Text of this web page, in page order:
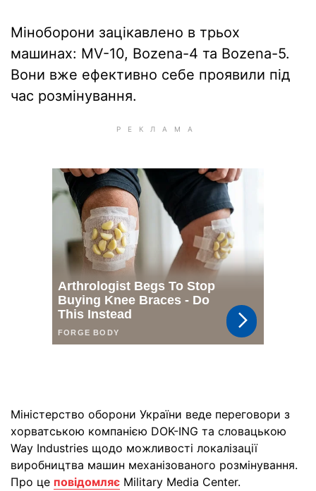
Міноборони зацікавлено в трьох
машинах: MV-10, Bozena-4 та Bozena-5.
Вони вже ефективно себе проявили під
час розмінування.
Міністерство оборони України веде переговори з
хорватською компанією DOK-ING та словацькою
Way Industries щодо можливості локалізації
виробництва машин механізованого розмінування.
Про це повідомляє Military Media Center.